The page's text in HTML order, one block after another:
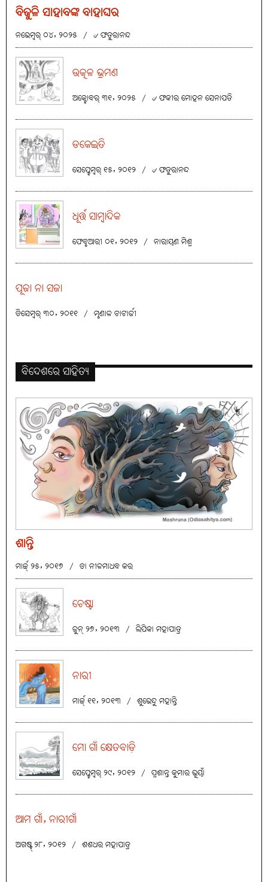
ବିଜୁଳି ସାହାବଙ୍କ ବାହାଘର
ନଭେମ୍ବର୍ ୦୪, ୨୦୨୫ / ୰ ଫତୁରାନନ୍ଦ
ଉତ୍କଳ ଭ୍ରମଣ
ଅକ୍ଟୋବର୍ ୩୧, ୨୦୨୫ / ୰ ଫକୀର ମୋହନ ସେନାପତି
ଡକେଇତି
ସେପ୍ଟେମ୍ବର୍ ୧୫, ୨୦୧୨ / ୰ ଫତୁରାନନ୍ଦ
ଧୂର୍ତ୍ତ ସାମ୍ବାଦିକ
ଫେବୃଆରୀ ୦୧, ୨୦୧୨ / ନାରାୟଣ ମିଶ୍ର
ପୂଜା ନା ସଜା
ଡିସେମ୍ବର୍ ୩୦, ୨୦୧୧ / ମୃଣାଳ ଚାଟାର୍ଜୀ
ବିଦେଶରେ ସାହିତ୍ୟ
ଶାନ୍ତି
ମାର୍ଚ୍ଚ୍ ୨୫, ୨୦୧୭ / ଡା ନୀଳମାଧବ କର
ଚେଷ୍ଟା
ଜୁନ୍ ୨୭, ୨୦୧୩ / ଲିପିକା ମହାପାତ୍ର
ନାରୀ
ମାର୍ଚ୍ଚ୍ ୧୧, ୨୦୧୩ / ଶୁଭେନ୍ଦୁ ମହାନ୍ତି
ମୋ ଗାଁ କ୍ଷେତବାଡ଼ି
ସେପ୍ଟେମ୍ବର୍ ୨୯, ୨୦୧୨ / ପ୍ରଶାନ୍ତ କୁମାର ଭୂୟାଁ
ଆମ ଗାଁ, ନାରୀଗାଁ
ଅଗଷ୍ଟ୍ ୨୮, ୨୦୧୨ / ଶଶଧର ମହାପାତ୍ର